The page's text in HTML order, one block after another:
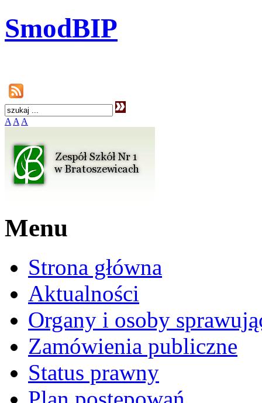
SmodBIP
A A A
Menu
Strona główna
Aktualności
Organy i osoby
Zamówienia publiczne
Status prawny